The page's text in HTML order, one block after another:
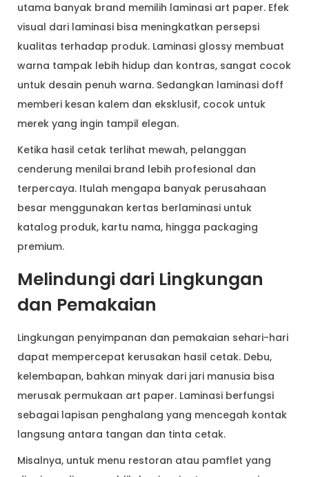
utama banyak brand memilih laminasi art paper. Efek
visual dari laminasi bisa meningkatkan persepsi
kualitas terhadap produk. Laminasi glossy membuat
warna tampak lebih hidup dan kontras, sangat cocok
untuk desain penuh warna. Sedangkan laminasi doff
memberi kesan kalem dan eksklusif, cocok untuk
merek yang ingin tampil elegan.
Ketika hasil cetak terlihat mewah, pelanggan
cenderung menilai brand lebih profesional dan
terpercaya. Itulah mengapa banyak perusahaan
besar menggunakan kertas berlaminasi untuk
katalog produk, kartu nama, hingga packaging
premium.
Melindungi dari Lingkungan
dan Pemakaian
Lingkungan penyimpanan dan pemakaian sehari-hari
dapat mempercepat kerusakan hasil cetak. Debu,
kelembapan, bahkan minyak dari jari manusia bisa
merusak permukaan art paper. Laminasi berfungsi
sebagai lapisan penghalang yang mencegah kontak
langsung antara tangan dan tinta cetak.
Misalnya, untuk menu restoran atau pamflet yang